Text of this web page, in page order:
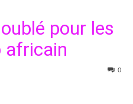
pour les
africain
0